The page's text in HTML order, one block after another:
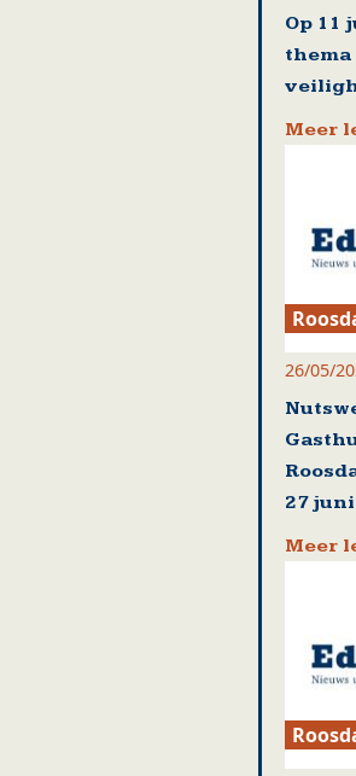
Op 11
thema
Meer
26/05/
27 juni
Meer